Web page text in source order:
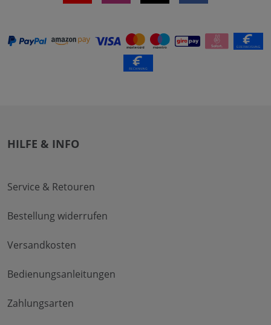
HILFE & INFO
Service & Retouren
Bestellung widerrufen
Versandkosten
Bedienungsanleitungen
Zahlungsarten